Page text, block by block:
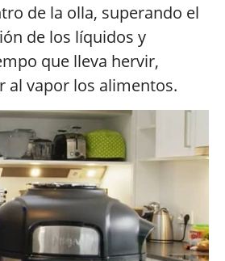
de la olla, superando el
de los líquidos y
que lleva hervir,
al vapor los alimentos.